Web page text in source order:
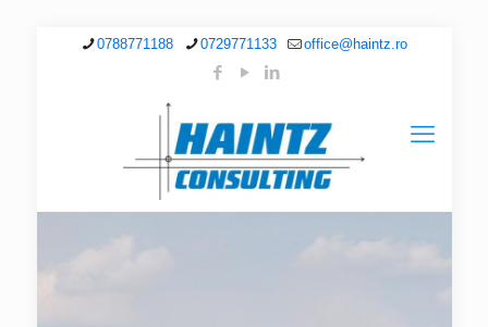
0788771188 0729771133 office@haintz.ro